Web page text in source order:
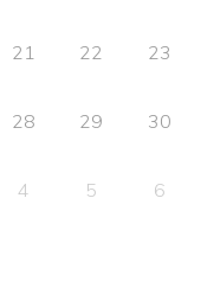
21 22 23
28 29 30
4 5 6